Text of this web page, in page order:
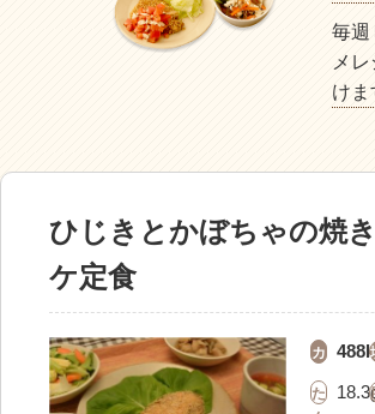
毎週
メ
けま
ひじきとかぼちゃの焼
ケ定食
カ
ロ
リ
た